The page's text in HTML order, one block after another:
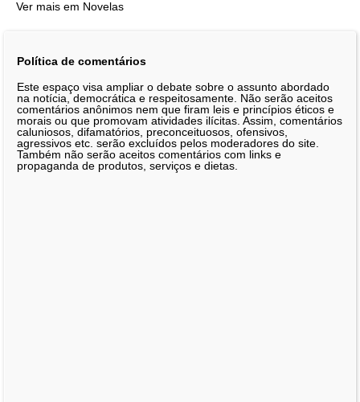
Ver mais em Novelas
Política de comentários
Este espaço visa ampliar o debate sobre o assunto abordado
na notícia, democrática e respeitosamente. Não serão aceitos
comentários anônimos nem que firam leis e princípios éticos e
morais ou que promovam atividades ilícitas. Assim, comentários
caluniosos, difamatórios, preconceituosos, ofensivos,
agressivos etc. serão excluídos pelos moderadores do site.
Também não serão aceitos comentários com links e
propaganda de produtos, serviços e dietas.